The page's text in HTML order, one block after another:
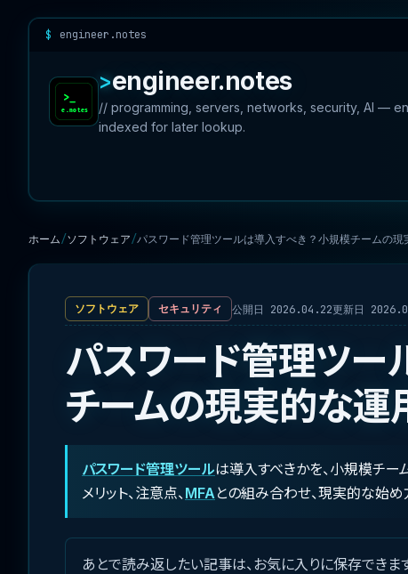
engineer.notes
engineer.notes
// programming, servers, networks, security, AI —
indexed for later lookup.
ホーム ソフトウェア パスワード管理ツールは導入すべき？小規模チームの現
ソフトウェア セキュリティ 公開日 2026.04.22更新日
パスワード管理ツー
チームの現実的な運
パスワード管理ツールは導入すべきかを、小規模チー
メリット、注意点、MFAとの組み合わせ、現実的な始め
あとで読み返したい記事は、お気に入りに保存できます